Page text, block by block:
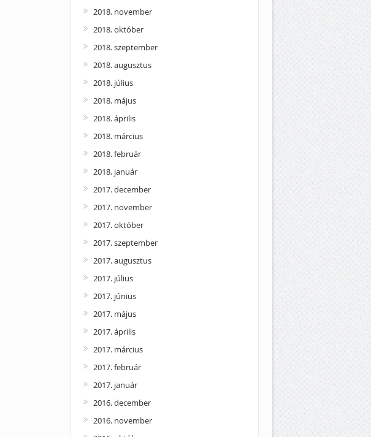
2018. november
2018. október
2018. szeptember
2018. augusztus
2018. július
2018. május
2018. április
2018. március
2018. február
2018. január
2017. december
2017. november
2017. október
2017. szeptember
2017. augusztus
2017. július
2017. június
2017. május
2017. április
2017. március
2017. február
2017. január
2016. december
2016. november